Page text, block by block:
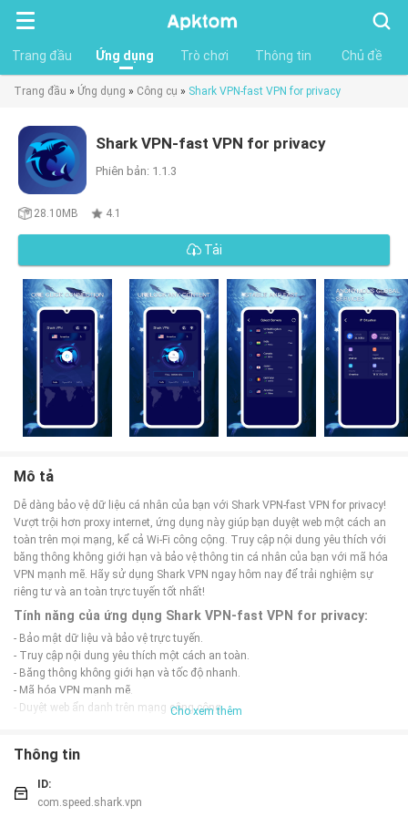
Tìm
kiếm
Trang đầu
Ứng dụng Trò chơi Thông tin Chủ đề
Trang đầu » Ứng dụng » Công cụ » Shark VPN-fast VPN for privacy
Shark VPN-fast VPN for privacy
Phiên bản: 1.1.3
28.10MB 4.1
Tải
Mô tả
Dễ dàng bảo vệ dữ liệu cá nhân của bạn với Shark VPN-fast VPN for privacy!
Vượt trội hơn proxy internet, ứng dụng này giúp bạn duyệt web một cách an
toàn trên mọi mạng, kể cả Wi-Fi công cộng. Truy cập nội dung yêu thích với
băng thông không giới hạn và bảo vệ thông tin cá nhân của bạn với mã hóa
VPN mạnh mẽ. Hãy sử dụng Shark VPN ngay hôm nay để trải nghiệm sự
riêng tư và an toàn trực tuyến tốt nhất!
Tính năng của ứng dụng Shark VPN-fast VPN for privacy:
- Bảo mật dữ liệu và bảo vệ trực tuyến.
- Truy cập nội dung yêu thích một cách an toàn.
- Băng thông không giới hạn và tốc độ nhanh.
- Mã hóa VPN mạnh mẽ.
- Duyệt web ẩn danh trên mạng công cộng.
- Kích hoạt VPN khi sử dụng wifi công cộng để bảo vệ dữ liệu.
- Xem video trực tuyến mà không cần lo lắng về giới hạn băng thông.
- Sử dụng chế độ ẩn danh để duyệt web mà không để lại dấu vết.
Cho xem thêm
Thông tin
ID:
com.speed.shark.vpn